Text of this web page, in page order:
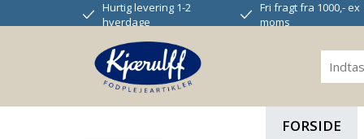
Hurtig levering 1-2
hverdage
Fri fragt fra 1000,- ex
moms
FORSIDE